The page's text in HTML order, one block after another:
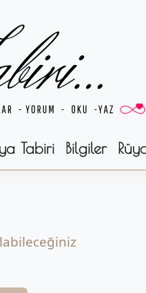
Tabiri Bilgiler